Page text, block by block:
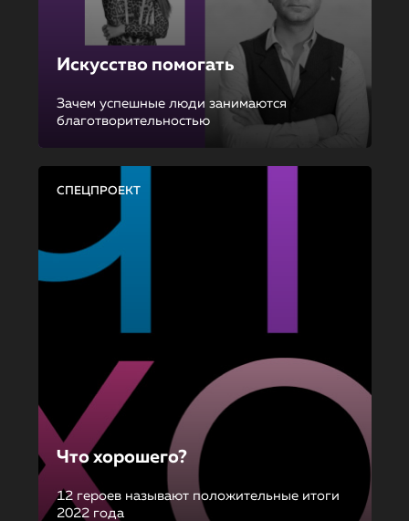
Искусство помогать
Зачем успешные люди занимаются
благотворительностью
СПЕЦПРОЕКТ
Что хорошего?
12 героев называют положительные итоги
2022 года